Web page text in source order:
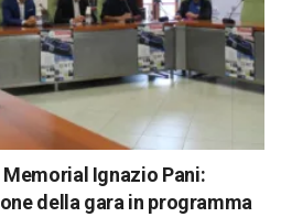
Ignazio Pani:
della gara in programma